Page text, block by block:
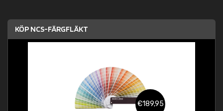
KÖP NCS-FÄRGFLÄKT
€189,95